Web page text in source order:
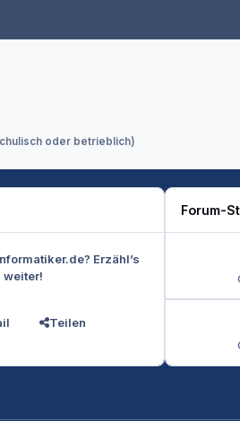
oder betrieblich)
Erzähl’s
weiter!
Teilen
Forum-